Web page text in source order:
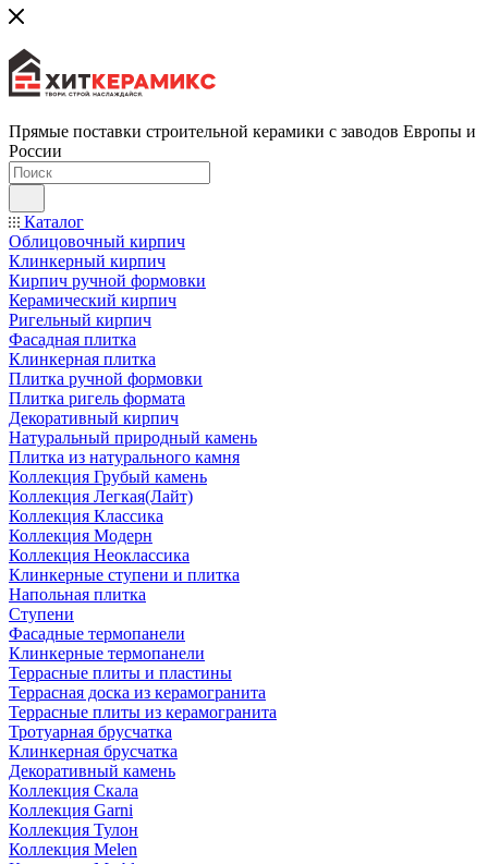
Прямые поставки строительной керамики с заводов Европы и
России
Каталог
Облицовочный кирпич
Клинкерный кирпич
Кирпич ручной формовки
Керамический кирпич
Ригельный кирпич
Фасадная плитка
Клинкерная плитка
Плитка ручной формовки
Плитка ригель формата
Декоративный кирпич
Натуральный природный камень
Плитка из натурального камня
Коллекция Грубый камень
Коллекция Легкая(Лайт)
Коллекция Классика
Коллекция Модерн
Коллекция Неоклассика
Клинкерные ступени и плитка
Напольная плитка
Ступени
Фасадные термопанели
Клинкерные термопанели
Террасные плиты и пластины
Террасная доска из керамогранита
Террасные плиты из керамогранита
Тротуарная брусчатка
Клинкерная брусчатка
Декоративный камень
Коллекция Скала
Коллекция Garni
Коллекция Тулон
Коллекция Melen